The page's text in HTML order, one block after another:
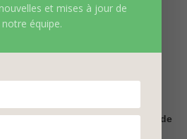
environnemental d'économie et de
et mises à jour de
notre équipe.